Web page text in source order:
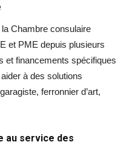
Chambre consulaire
et PME depuis plusieurs
et financements spécifiques
à des solutions
ferronnier d’art,
au service des